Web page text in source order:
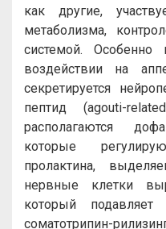
как другие,
метаболизма,
системой.
воздействии на
секретируется
пептид (agouti-
располагаются
которые
пролактина,
нервные клетки
который подавляет
соматотрипин-